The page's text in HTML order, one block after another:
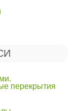
перекрытия